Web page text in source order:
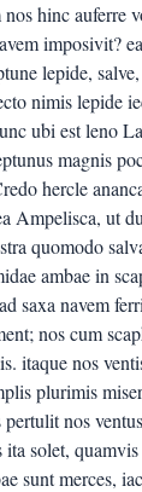
hinc auferre
imposivit?
lepide, salve,
nimis lepide
ubi est leno
magnis
hercle
Ampelisca, ut
quomodo
ambae in
saxa navem
nos cum
itaque nos
plurimis
nos
solet, quamvis
sunt merces,